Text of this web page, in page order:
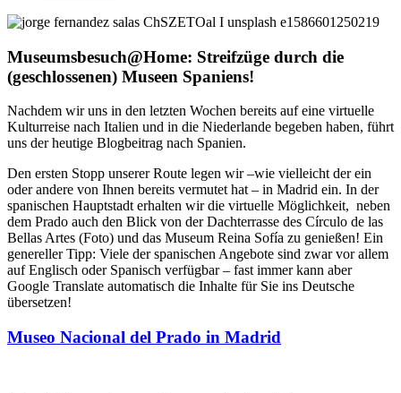
Museumsbesuch@Home: Streifzüge durch die
(geschlossenen) Museen Spaniens!
Nachdem wir uns in den letzten Wochen bereits auf eine virtuelle
Kulturreise nach Italien und in die Niederlande begeben haben, führt
uns der heutige Blogbeitrag nach Spanien.
Den ersten Stopp unserer Route legen wir –wie vielleicht der ein
oder andere von Ihnen bereits vermutet hat – in Madrid ein. In der
spanischen Hauptstadt erhalten wir die virtuelle Möglichkeit, neben
dem Prado auch den Blick von der Dachterrasse des Círculo de las
Bellas Artes (Foto) und das Museum Reina Sofía zu genießen! Ein
genereller Tipp: Viele der spanischen Angebote sind zwar vor allem
auf Englisch oder Spanisch verfügbar – fast immer kann aber
Google Translate automatisch die Inhalte für Sie ins Deutsche
übersetzen!
Museo Nacional del Prado in Madrid